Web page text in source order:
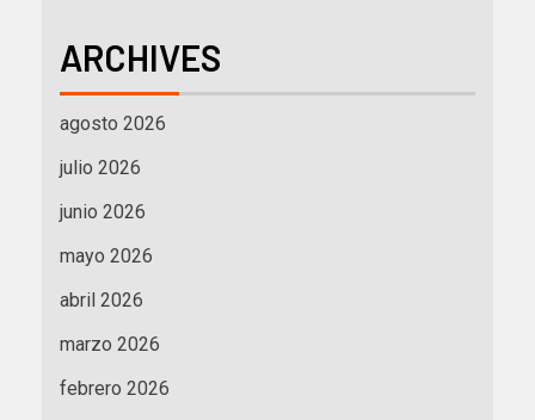
ARCHIVES
agosto 2026
julio 2026
junio 2026
mayo 2026
abril 2026
marzo 2026
febrero 2026